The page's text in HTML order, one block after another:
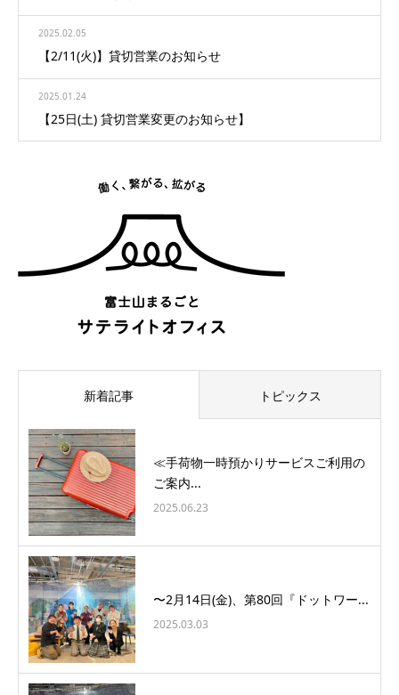
2025.02.05
【2/11(火)】貸切営業のお知らせ
2025.01.24
【25日(土) 貸切営業変更のお知らせ】
新着記事 トピックス
≪手荷物一時預かりサービスご利用の
ご案内...
2025.06.23
〜2月14日(金)、第80回『ドットワー...
2025.03.03